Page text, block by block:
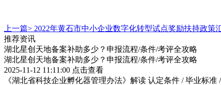
上一篇> 2022年黄石市中小企业数字化转型试点奖励扶持政策
推荐资讯
湖北星创天地备案补助多少？申报流程/条件/考评全攻略
湖北星创天地备案补助多少？申报流程/条件/考评全攻略
2025-11-12 11:11:00 点击查看
《湖北省科技企业孵化器管理办法》解读 认定条件 / 毕业标准